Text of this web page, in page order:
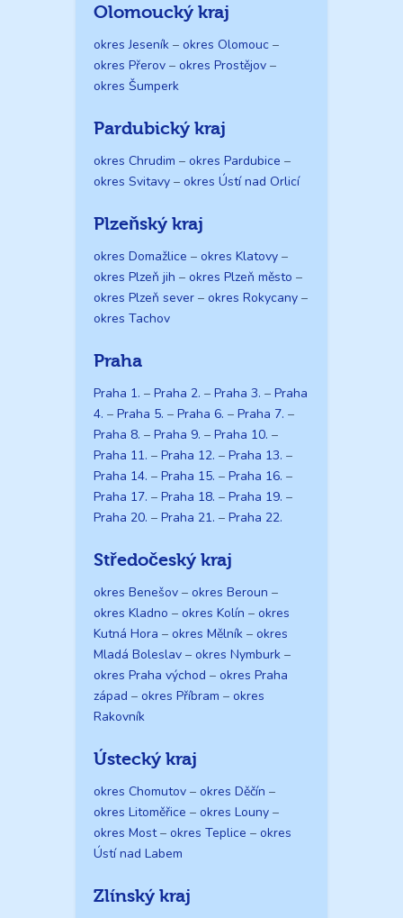
Olomoucký kraj
okres Jeseník – okres Olomouc –
okres Přerov – okres Prostějov –
okres Šumperk
Pardubický kraj
okres Chrudim – okres Pardubice –
okres Svitavy – okres Ústí nad Orlicí
Plzeňský kraj
okres Domažlice – okres Klatovy –
okres Plzeň jih – okres Plzeň město –
okres Plzeň sever – okres Rokycany –
okres Tachov
Praha
Praha 1. – Praha 2. – Praha 3. – Praha
4. – Praha 5. – Praha 6. – Praha 7. –
Praha 8. – Praha 9. – Praha 10. –
Praha 11. – Praha 12. – Praha 13. –
Praha 14. – Praha 15. – Praha 16. –
Praha 17. – Praha 18. – Praha 19. –
Praha 20. – Praha 21. – Praha 22.
Středočeský kraj
okres Benešov – okres Beroun –
okres Kladno – okres Kolín – okres
Kutná Hora – okres Mělník – okres
Mladá Boleslav – okres Nymburk –
okres Praha východ – okres Praha
západ – okres Příbram – okres
Rakovník
Ústecký kraj
okres Chomutov – okres Děčín –
okres Litoměřice – okres Louny –
okres Most– okres Teplice – okres
Ústí nad Labem
Zlínský kraj